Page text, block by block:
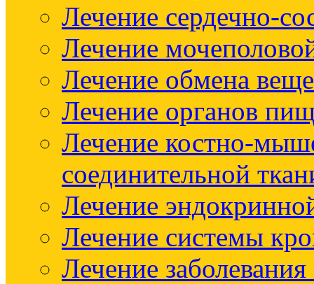
Лечение сердечно-
Лечение
Лечение обмена
Лечение органов
Лечение костно-
соединительной
Лечение
Лечение системы
Лечение